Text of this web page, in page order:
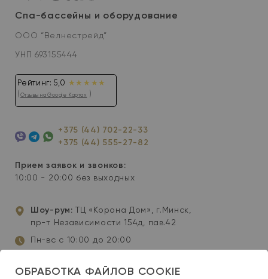
Спа-бассейны и оборудование
ООО “Велнестрейд”
УНП 693155444
Рейтинг: 5,0 ★★★★★
( Отзывы на Google Картах )
Telegram
WhatsApp
+375 (44) 702-22-33
+375 (44) 555-27-82
Прием заявок и звонков:
10:00 - 20:00 без выходных
Шоу-рум: ТЦ «Корона Дом», г.Минск,
пр-т Независимости 154д, пав.42
Пн-вс с 10:00 до 20:00
ОБРАБОТКА ФАЙЛОВ COOKIE